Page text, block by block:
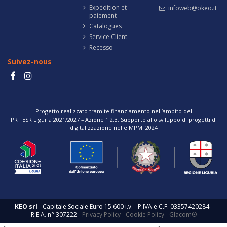
Expédition et
paiement
Catalogues
Service Client
Recesso
infoweb@okeo.it
Suivez-nous
Progetto realizzato tramite finanziamento nell’ambito del
PR FESR Liguria 2021/2027 – Azione 1.2.3. Supporto allo sviluppo di progetti di
digitalizzazione nelle MPMI 2024
KEO srl - Capitale Sociale Euro 15.600 i.v. - P.IVA e C.F. 03357420284 -
R.E.A. n° 307222 - Privacy Policy- Cookie Policy- Glacom®